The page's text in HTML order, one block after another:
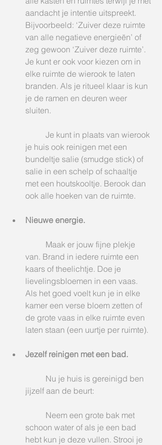
aandacht je intentie uitspreekt.
Bijvoorbeeld: ‘Zuiver deze ruimte
van alle negatieve energieën’ of
zeg gewoon ‘Zuiver deze ruimte’.
Je kunt er ook voor kiezen om in
elke ruimte de wierook te laten
branden. Als je ritueel klaar is kun
je de ramen en deuren weer
sluiten.
je huis ook reinigen met een
bundeltje salie (smudge stick) of
salie in een schelp of schaaltje
met een houtskooltje. Berook dan
ook alle hoeken van de ruimte.
Nieuwe energie.
van. Brand in iedere ruimte een
kaars of theelichtje. Doe je
lievelingsbloemen in een vaas.
Als het goed voelt kun je in elke
kamer een verse bloem zetten of
de grote vaas in elke ruimte even
laten staan (een uurtje per ruimte).
Jezelf reinigen met een bad.
jijzelf aan de beurt:
schoon water of als je een bad
hebt kun je deze vullen. Strooi je